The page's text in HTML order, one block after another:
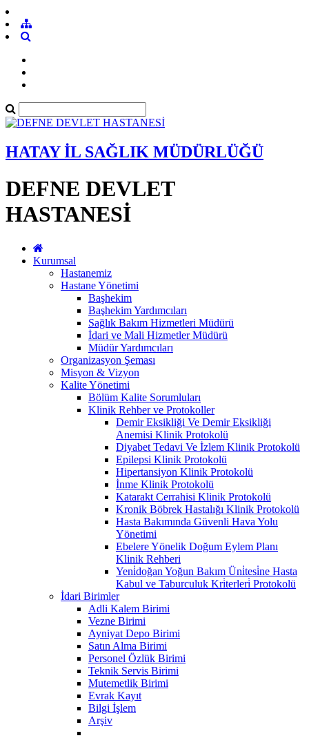
HATAY İL SAĞLIK MÜDÜRLÜĞÜ
DEFNE DEVLET
HASTANESİ
Kurumsal
Hastanemiz
Hastane Yönetimi
Başhekim
Başhekim Yardımcıları
Sağlık Bakım Hizmetleri Müdürü
İdari ve Mali Hizmetler Müdürü
Müdür Yardımcıları
Organizasyon Şeması
Misyon & Vizyon
Kalite Yönetimi
Bölüm Kalite Sorumluları
Klinik Rehber ve Protokoller
Demir Eksikliği Ve Demir Eksikliği
Anemisi Klinik Protokolü
Diyabet Tedavi Ve İzlem Klinik Protokolü
Epilepsi Klinik Protokolü
Hipertansiyon Klinik Protokolü
İnme Klinik Protokolü
Katarakt Cerrahisi Klinik Protokolü
Kronik Böbrek Hastalığı Klinik Protokolü
Hasta Bakımında Güvenli Hava Yolu
Yönetimi
Ebelere Yönelik Doğum Eylem Planı
Klinik Rehberi
Yeni̇doğan Yoğun Bakım Üni̇tesi̇ne Hasta
Kabul ve Taburculuk Kri̇terleri̇ Protokolü
İdari Birimler
Adli Kalem Birimi
Vezne Birimi
Ayniyat Depo Birimi
Satın Alma Birimi
Personel Özlük Birimi
Teknik Servis Birimi
Mutemetlik Birimi
Evrak Kayıt
Bilgi İşlem
Arşiv